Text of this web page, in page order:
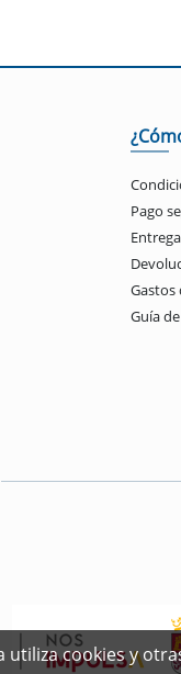
Pago
Entrega
Gastos
Guía
utiliza cookies y